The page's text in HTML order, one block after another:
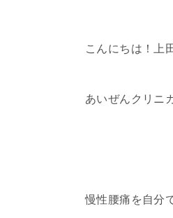
こんにちは！上
あいぜんクリニ
慢性腰痛を自分